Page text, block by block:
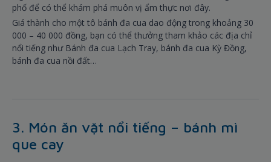
phố để có thể khám phá muôn vị ẩm thực nơi đây.
Giá thành cho một tô bánh đa cua dao động trong khoảng 30
000 – 40 000 đồng, bạn có thể thưởng tham khảo các địa chỉ
nổi tiếng như Bánh đa cua Lạch Tray, bánh đa cua Kỳ Đồng,
bánh đa cua nồi đất…
3. Món ăn vặt nổi tiếng – bánh mì
que cay